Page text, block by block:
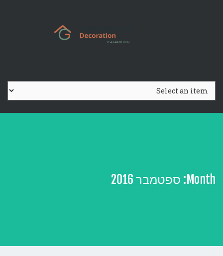
Month: ספטמבר 2016